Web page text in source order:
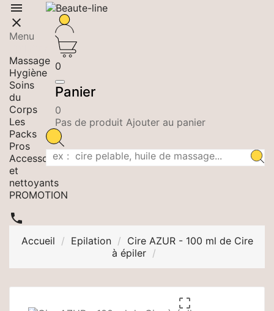


Menu
Massage
Hygiène
Soins
du
Corps
Les
Packs
Pros
Accessoires
et
nettoyants
PROMOTION

0
Panier
0
Pas de produit Ajouter au panier
Accueil Epilation
Cire AZUR - 100 ml de Cire
à épiler
